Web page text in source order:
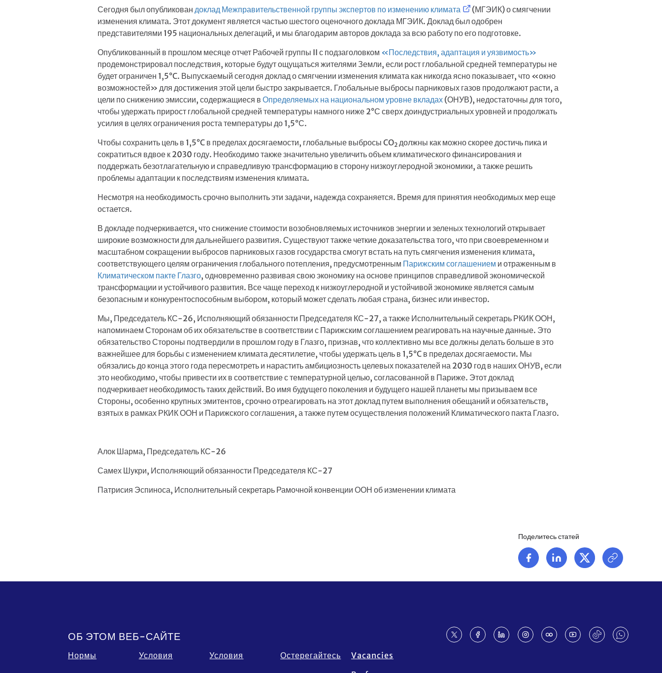
Сегодня был опубликован доклад Межправительственной группы экспертов по изменению климата
(МГЭИК) о смягчении
изменения климата. Этот документ является частью шестого оценочного доклада МГЭИК. Доклад был одобрен
представителями 195 национальных делегаций, и мы благодарим авторов доклада за всю работу по его подготовке.
Опубликованный в прошлом месяце отчет Рабочей группы II с подзаголовком «Последствия, адаптация и уязвимость»
продемонстрировал последствия, которые будут ощущаться жителями Земли, если рост глобальной средней температуры не
будет ограничен 1,5°C. Выпускаемый сегодня доклад о смягчении изменения климата как никогда ясно показывает, что «окно
возможностей» для достижения этой цели быстро закрывается. Глобальные выбросы парниковых газов продолжают расти, а
цели по снижению эмиссии, содержащиеся в Определяемых на национальном уровне вкладах (ОНУВ), недостаточны для того,
чтобы удержать прирост глобальной средней температуры намного ниже 2°С сверх доиндустриальных уровней и продолжать
усилия в целях ограничения роста температуры до 1,5°С.
Чтобы сохранить цель в 1,5°C в пределах досягаемости, глобальные выбросы CO2 должны как можно скорее достичь пика и
сократиться вдвое к 2030 году. Необходимо также значительно увеличить объем климатического финансирования и
поддержать безотлагательную и справедливую трансформацию в сторону низкоуглеродной экономики, а также решить
проблемы адаптации к последствиям изменения климата.
Несмотря на необходимость срочно выполнить эти задачи, надежда сохраняется. Время для принятия необходимых мер еще
остается.
В докладе подчеркивается, что снижение стоимости возобновляемых источников энергии и зеленых технологий открывает
широкие возможности для дальнейшего развития. Существуют также четкие доказательства того, что при своевременном и
масштабном сокращении выбросов парниковых газов государства смогут встать на путь смягчения изменения климата,
соответствующего целям ограничения глобального потепления, предусмотренным Парижским соглашением и отраженным в
Климатическом пакте Глазго, одновременно развивая свою экономику на основе принципов справедливой экономической
трансформации и устойчивого развития. Все чаще переход к низкоуглеродной и устойчивой экономике является самым
безопасным и конкурентоспособным выбором, который может сделать любая страна, бизнес или инвестор.
Мы, Председатель КС-26, Исполняющий обязанности Председателя КС-27, а также Исполнительный секретарь РКИК ООН,
напоминаем Сторонам об их обязательстве в соответствии с Парижским соглашением реагировать на научные данные. Это
обязательство Стороны подтвердили в прошлом году в Глазго, признав, что коллективно мы все должны делать больше в это
важнейшее для борьбы с изменением климата десятилетие, чтобы удержать цель в 1,5°C в пределах досягаемости. Мы
обязались до конца этого года пересмотреть и нарастить амбициозность целевых показателей на 2030 год в наших ОНУВ, если
это необходимо, чтобы привести их в соответствие с температурной целью, согласованной в Париже. Этот доклад
подчеркивает необходимость таких действий. Во имя будущего поколения и будущего нашей планеты мы призываем все
Стороны, особенно крупных эмитентов, срочно отреагировать на этот доклад путем выполнения обещаний и обязательств,
взятых в рамках РКИК ООН и Парижского соглашения, а также путем осуществления положений Климатического пакта Глазго.
Алок Шарма, Председатель КС-26
Самех Шукри, Исполняющий обязанности Председателя КС-27
Патрисия Эспиноса, Исполнительный секретарь Рамочной конвенции ООН об изменении климата
Поделитесь статей
Footer
ОБ ЭТОМ ВЕБ-САЙТЕ
Нормы
Условия
Условия
Остерегайтесь
Vacancies